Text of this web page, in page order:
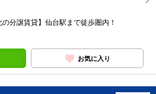
の分譲賃貸】仙台駅まで徒歩圏内！
お気に入り